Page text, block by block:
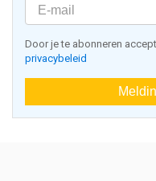
Door je te abonneren
privacybeleid